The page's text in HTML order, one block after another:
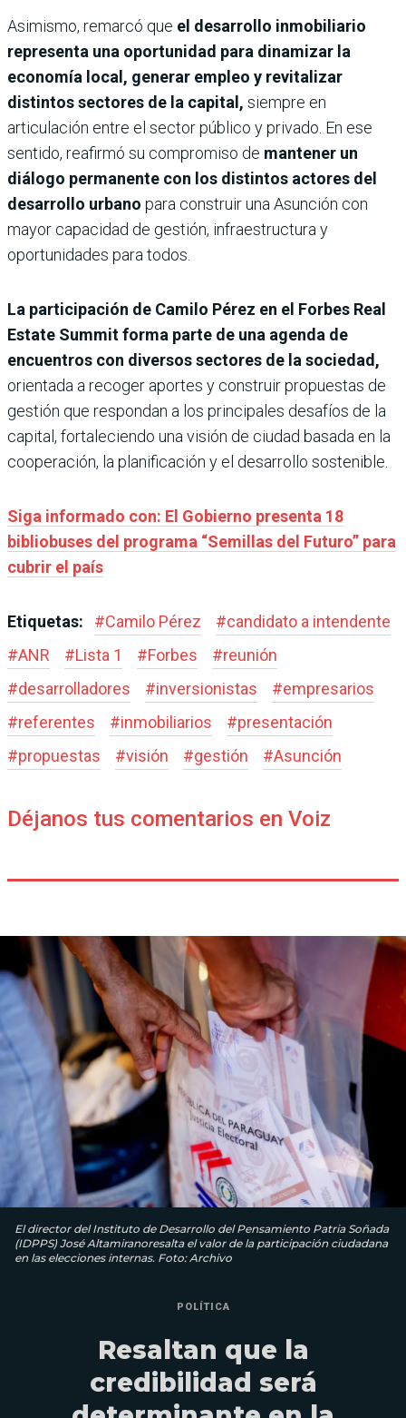
Asimismo, remarcó que el desarrollo inmobiliario
representa una oportunidad para dinamizar la
economía local, generar empleo y revitalizar
distintos sectores de la capital, siempre en
articulación entre el sector público y privado. En ese
sentido, reafirmó su compromiso de mantener un
diálogo permanente con los distintos actores del
desarrollo urbano para construir una Asunción con
mayor capacidad de gestión, infraestructura y
oportunidades para todos.
La participación de Camilo Pérez en el Forbes Real
Estate Summit forma parte de una agenda de
encuentros con diversos sectores de la sociedad,
orientada a recoger aportes y construir propuestas de
gestión que respondan a los principales desafíos de la
capital, fortaleciendo una visión de ciudad basada en la
cooperación, la planificación y el desarrollo sostenible.
Siga informado con: El Gobierno presenta 18
bibliobuses del programa “Semillas del Futuro” para
cubrir el país
Etiquetas: #Camilo Pérez #candidato a intendente
#ANR #Lista 1 #Forbes #reunión
#desarrolladores #inversionistas #empresarios
#referentes #inmobiliarios #presentación
#propuestas #visión #gestión #Asunción
Déjanos tus comentarios en Voiz
El director del Instituto de Desarrollo del Pensamiento Patria Soñada
(IDPPS) José Altamiranoresalta el valor de la participación ciudadana
en las elecciones internas. Foto: Archivo
POLÍTICA
Resaltan que la
credibilidad será